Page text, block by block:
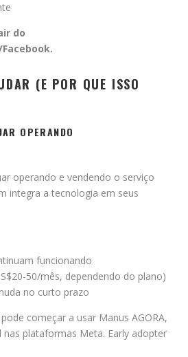
do
(E POR QUE ISSO
OPERANDO
operando e vendendo o serviço
integra a tecnologia em seus
funcionando
50/mês, dependendo do plano)
no curto prazo
começar a usar Manus AGORA,
nas plataformas Meta. Early adopter